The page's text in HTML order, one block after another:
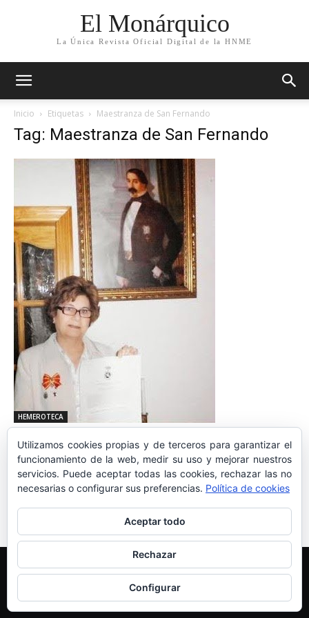
El Monárquico
La Única Revista Oficial Digital de la HNME
Inicio Etiquetas Maestranza de San Fernando
Tag: Maestranza de San Fernando
HEMEROTECA
La Maestranza de San Fernando acogió en
su investidura a la Presidenta Provincial de
la Hermandad Monárquica en Murcia
THE MONARCHIST - 4 de junio de 2016 0
Más información sobre las cookies
© Newspaper WordPress Theme by TagDiv
Utilizamos cookies propias y de terceros para garantizar el
funcionamiento de la web, medir su uso y mejorar nuestros
servicios. Puede aceptar todas las cookies, rechazar las no
necesarias o configurar sus preferencias. Política de cookies
Aceptar todo
Rechazar
Configurar